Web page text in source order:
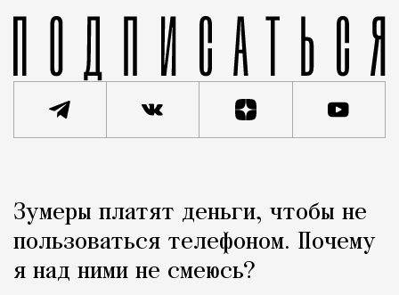
Город
Зумеры платят деньги, чтобы не
пользоваться телефоном. Почему
я над ними не смеюсь?